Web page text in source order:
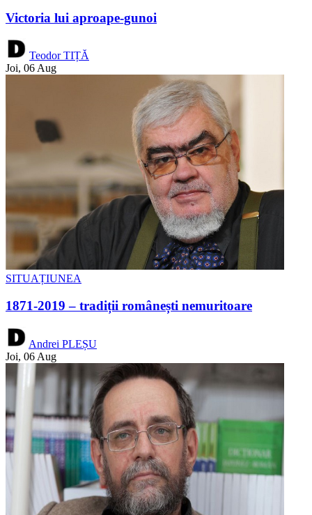
Victoria lui aproape-gunoi
Teodor TIȚĂ
Joi, 06 Aug
SITUAȚIUNEA
1871-2019 – tradiții românești nemuritoare
Andrei PLEȘU
Joi, 06 Aug